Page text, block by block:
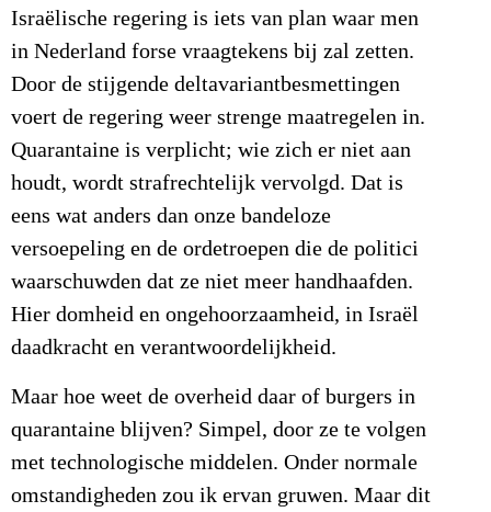
Israëlische regering is iets van plan waar men
in Nederland forse vraagtekens bij zal zetten.
Door de stijgende deltavariantbesmettingen
voert de regering weer strenge maatregelen in.
Quarantaine is verplicht; wie zich er niet aan
houdt, wordt strafrechtelijk vervolgd. Dat is
eens wat anders dan onze bandeloze
versoepeling en de ordetroepen die de politici
waarschuwden dat ze niet meer handhaafden.
Hier domheid en ongehoorzaamheid, in Israël
daadkracht en verantwoordelijkheid.
Maar hoe weet de overheid daar of burgers in
quarantaine blijven? Simpel, door ze te volgen
met technologische middelen. Onder normale
omstandigheden zou ik ervan gruwen. Maar dit